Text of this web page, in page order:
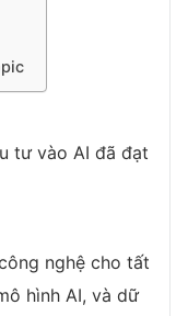
tư vào AI đã đạt
nghệ cho tất
hình AI, và dữ